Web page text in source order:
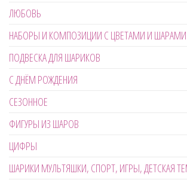
ЛЮБОВЬ
НАБОРЫ И КОМПОЗИЦИИ С ЦВЕТАМИ И ШАРАМИ
ПОДВЕСКА ДЛЯ ШАРИКОВ
С ДНЁМ РОЖДЕНИЯ
СЕЗОННОЕ
ФИГУРЫ ИЗ ШАРОВ
ЦИФРЫ
ШАРИКИ МУЛЬТЯШКИ, СПОРТ, ИГРЫ, ДЕТСКАЯ